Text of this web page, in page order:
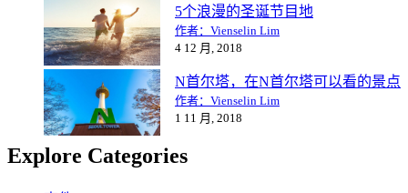
5个浪漫的圣诞节目地
作者：Vienselin Lim
4 12 月, 2018
N首尔塔，在N首尔塔可以看的景点
作者：Vienselin Lim
1 11 月, 2018
Explore Categories